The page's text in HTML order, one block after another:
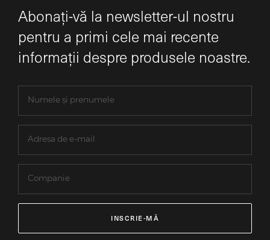
Abonați-vă la newsletter-ul nostru
pentru a primi cele mai recente
informații despre produsele noastre.
INSCRIE-MĂ